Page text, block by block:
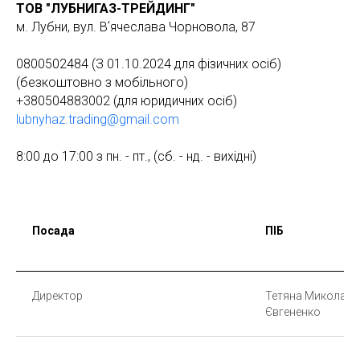
ТОВ "ЛУБНИГАЗ-ТРЕЙДИНГ"
м. Лубни, вул. Вʼячеслава Чорновола, 87
0800502484 (З 01.10.2024 для фізичних осіб)
(безкоштовно з мобільного)
+380504883002 (для юридичних осіб)
lubnyhaz.trading@gmail.com
8:00 до 17:00 з пн. - пт., (cб. - нд. - вихідні)
Посада ПІБ
Директор
Тетяна
Євгененко